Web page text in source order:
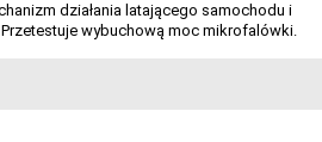
działania latającego samochodu i
wybuchową moc mikrofalówki.